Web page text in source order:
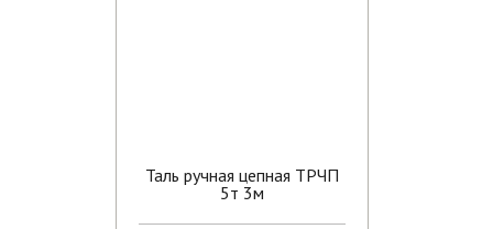
Таль ручная цепная ТРЧП
5т 3м